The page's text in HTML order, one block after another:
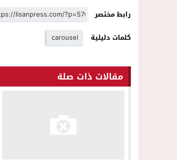
رابط مختصر
كلمات دليلية
carousel
مقالات ذات صلة